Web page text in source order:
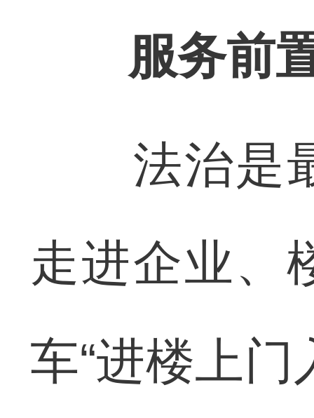
服务前
法治是最
走进企业、
车“进楼上